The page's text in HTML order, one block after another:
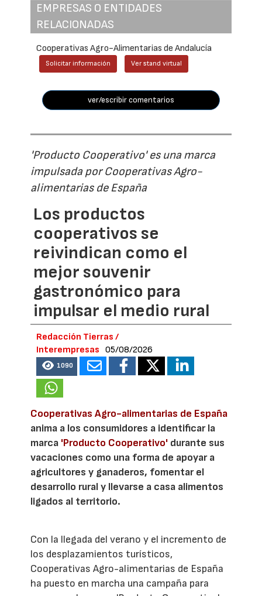
EMPRESAS O ENTIDADES
RELACIONADAS
Cooperativas Agro-Alimentarias de Andalucía
Solicitar información Ver stand virtual
ver/escribir comentarios
'Producto Cooperativo' es una marca
impulsada por Cooperativas Agro-
alimentarias de España
Los productos
cooperativos se
reivindican como el
mejor souvenir
gastronómico para
impulsar el medio rural
Redacción Tierras /
Interempresas
05/08/2026
1090
Cooperativas Agro-alimentarias de España
anima a los consumidores a identificar la
marca 'Producto Cooperativo' durante sus
vacaciones como una forma de apoyar a
agricultores y ganaderos, fomentar el
desarrollo rural y llevarse a casa alimentos
ligados al territorio.
Con la llegada del verano y el incremento de
los desplazamientos turísticos,
Cooperativas Agro-alimentarias de España
ha puesto en marcha una campaña para